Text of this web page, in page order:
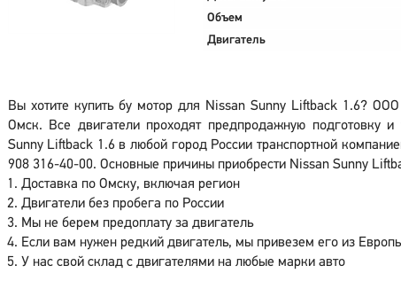
Объем
Двигатель
Вы хотите купить бу мотор для Nissan Sunny Liftback 1.6?
Омск. Все двигатели проходят предпродажную подготовку
Sunny Liftback 1.6 в любой город России транспортной
908 316-40-00. Основные причины приобрести Nissan Sunny
Доставка по Омску, включая регион
Двигатели без пробега по России
Мы не берем предоплату за двигатель
Если вам нужен редкий двигатель, мы привезем его из
У нас свой склад с двигателями на любые марки авто